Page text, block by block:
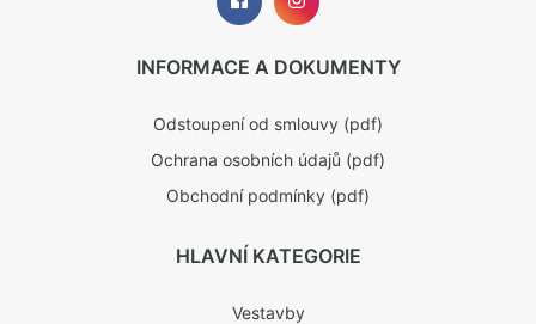
INFORMACE A DOKUMENTY
Odstoupení od smlouvy (pdf)
Ochrana osobních údajů (pdf)
Obchodní podmínky (pdf)
HLAVNÍ KATEGORIE
Vestavby